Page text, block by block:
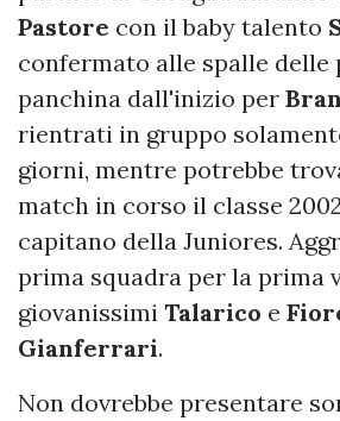
Pastore con il baby talento
confermato alle spalle delle
panchina dall'inizio per Bran
rientrati in gruppo
giorni, mentre potrebbe
match in corso il classe
capitano della Juniores.
prima squadra per la prima
giovanissimi Talarico e
Gianferrari.
Non dovrebbe presentare